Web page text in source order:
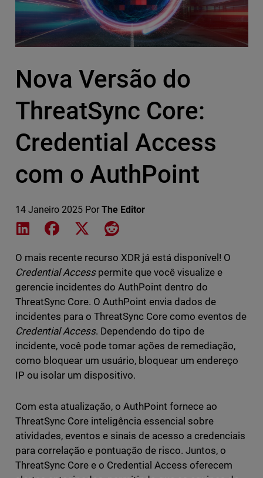
Nova Versão do
ThreatSync Core:
Credential Access
com o AuthPoint
14 Janeiro 2025 Por The Editor
Share on LinkedIn
Share on Facebook
Share on XShare on Reddit
O mais recente recurso XDR já está disponível! O
Credential Accesspermite que você visualize e
gerencie incidentes do AuthPoint dentro do
ThreatSync Core. O AuthPoint envia dados de
incidentes para o ThreatSync Core como eventos de
Credential Access. Dependendo do tipo de
incidente, você pode tomar ações de remediação,
como bloquear um usuário, bloquear um endereço
IP ou isolar um dispositivo.
Com esta atualização, o AuthPoint fornece ao
ThreatSync Core inteligência essencial sobre
atividades, eventos e sinais de acesso a credenciais
para correlação e pontuação de risco. Juntos, o
ThreatSync Core e o Credential Access oferecem